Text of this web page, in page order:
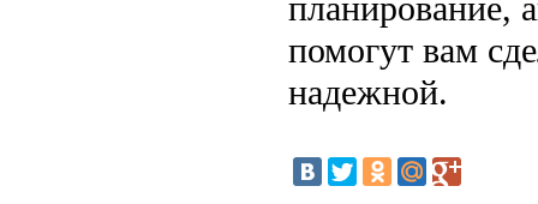
планирование,
помогут вам
надежной.